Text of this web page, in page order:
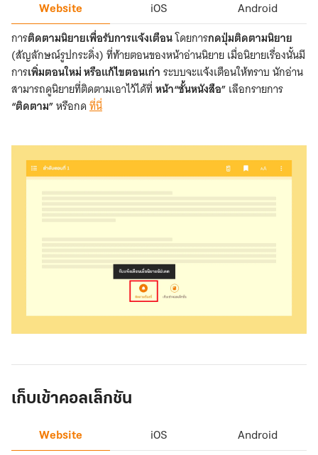
Website iOS Android
การติดตามนิยายเพื่อรับการแจ้งเตือนโดยการกดปุ่มติดตามนิยาย
(สัญลักษณ์รูปกระดิ่ง) ที่ท้ายตอนของหน้าอ่านนิยาย เมื่อนิยายเรื่องนั้นมี
การเพิ่มตอนใหม่ หรือแก้ไขตอนเก่าระบบจะแจ้งเตือนให้ทราบ นักอ่าน
สามารถดูนิยายที่ติดตามเอาไว้ได้ที่หน้า“ชั้นหนังสือ”เลือกรายการ
“ติดตาม”หรือกดที่นี่
นิยาย
เก็บเข้าคอลเล็กชัน
Website iOS Android